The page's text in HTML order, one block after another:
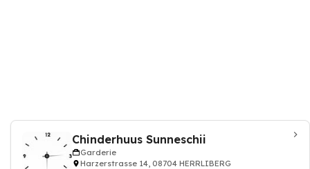
Chinderhuus Sunneschii
Garderie
Harzerstrasse 14, 08704 HERRLIBERG